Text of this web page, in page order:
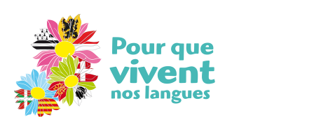
contenu